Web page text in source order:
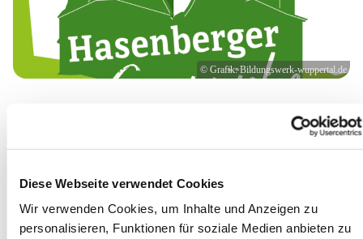
Diese Webseite verwendet Cookies
Wir verwenden Cookies, um Inhalte und Anzeigen zu
personalisieren, Funktionen für soziale Medien anbieten zu
© Grafik: Bildungswerk-wuppertal.de
Hasenberger Gespräche laden zum Mitdenken
Wirtschaft und Soziales: Mit diesen Themen
beschäftigen sich die Remscheider »Hasenberger
Gespräche«.